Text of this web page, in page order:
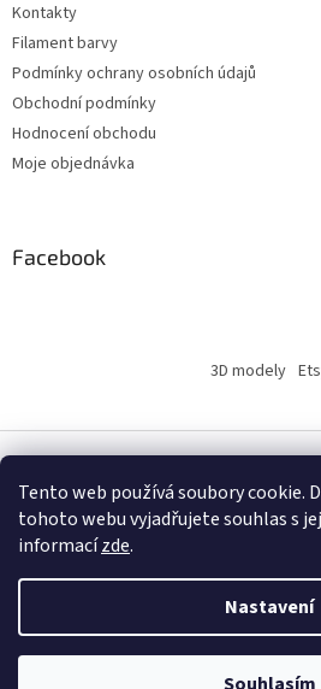
Tento web používá soubory cookie.
tohoto webu vyjadřujete souhlas s
informacízde.
Nastavení
Kontakty
Filament barvy
Podmínky ochrany osobních údajů
Obchodní podmínky
Hodnocení obchodu
Moje objednávka
Facebook
3D modely
Vytvořil